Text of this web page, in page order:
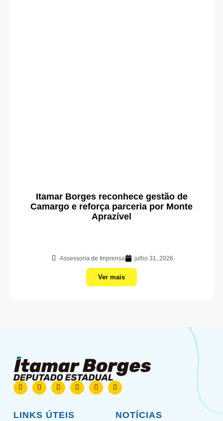
Itamar Borges reconhece gestão de
Camargo e reforça parceria por Monte
Aprazível
Assessoria de Imprensa julho 31, 2026
Ver mais
LINKS ÚTEIS NOTÍCIAS